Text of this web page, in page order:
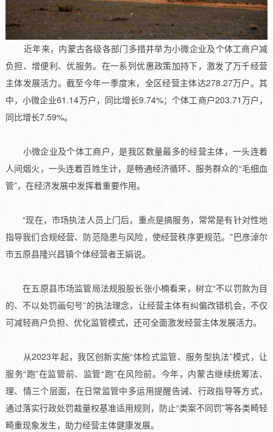
近年来，内蒙古各级各部门多措并举为小微企业及个体工商户减
负担、增便利、优服务。在一系列优惠政策加持下，激发了万千经营
主体发展活力。截至今年一季度末，全区经营主体达278.27万户。其
中，小微企业61.14万户，同比增长9.74%；个体工商户203.71万户，
同比增长7.59%。
小微企业及个体工商户，是我区数量最多的经营主体，一头连着
人间烟火，一头连着百姓生计，是畅通经济循环、服务群众的“毛细血
管”，在经济发展中发挥着重要作用。
“现在，市场执法人员上门后，重点是搞服务，常常是有针对性地
指导我们合规经营、防范隐患与风险，使经营秩序更规范。”巴彦淖尔
市五原县隆兴昌镇个体经营者王娟说。
在五原县市场监管局法规股股长张小楠看来，树立“不以罚款为目
的、不以处罚画句号”的执法理念，让经营主体有纠偏改错机会，不仅
可减轻商户负担、优化监管模式，还可全面激发经营主体发展活力。
从2023年起，我区创新实施“体检式监管、服务型执法”模式，让
服务“跑”在监管前、监管“跑”在风险前。今年，内蒙古继续统筹法、
理、情三个层面，在日常监管中多运用提醒告诫、行政指导等方式，
通过落实行政处罚裁量权基准适用规则，防止“类案不同罚”等各类畸轻
畸重现象发生，助力经营主体健康发展。